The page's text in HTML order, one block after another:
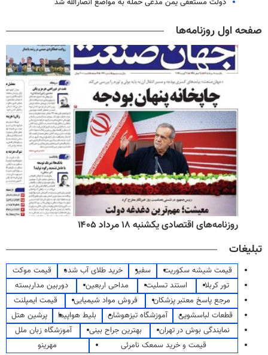
دولت مستعفی یمن مدعی حمله به مواضع انصارالله شد
صفحه اول روزنامه‌ها
روزنامه‌های اقتصادی یکشنبه ۱۸ مرداد ۱۴۰۵
تبلیغات
قیمت شیشه سکوریت سفیر خرید طلای آب شده
قیمت موکت
تور کربلا
استند تسلیت مداحی اربعین
دوربین مداربسته
مرجع پاسخ معتبر پزشکان
فروش مواد شیمیایی
قیمت ایمپلنت
قطعات لباسشویی
آموزشگاه تیزهوشان بلیط هواپیما
پرشین هتل
نمایندگی بوش در تهران
بهترین جراح بینی
آموزشگاه زبان ملل
قیمت و خرید سمعک نامرئی
مهرینو